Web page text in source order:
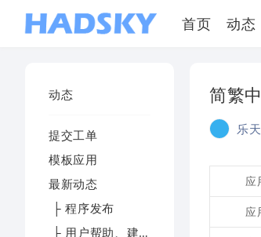
首页 动态
动态
提交工单
模板应用
最新动态
├ 程序发布
├ 用户帮助、建议及反馈
简繁
乐天
应
应